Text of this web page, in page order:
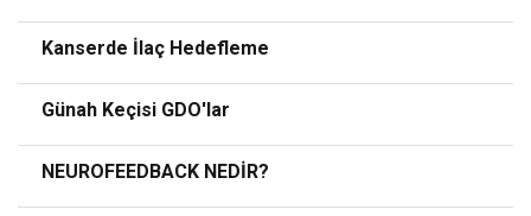
Kanserde İlaç Hedefleme
Günah Keçisi GDO'lar
NEUROFEEDBACK NEDİR?